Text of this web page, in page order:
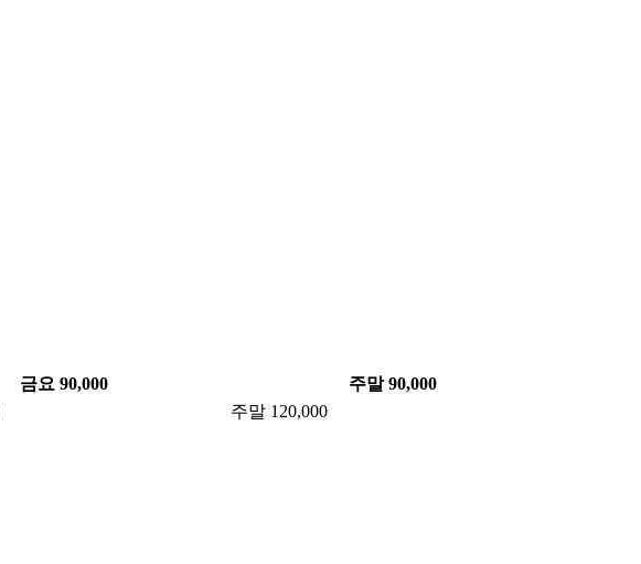
금요 90,000
주말 90,000
주말 120,000